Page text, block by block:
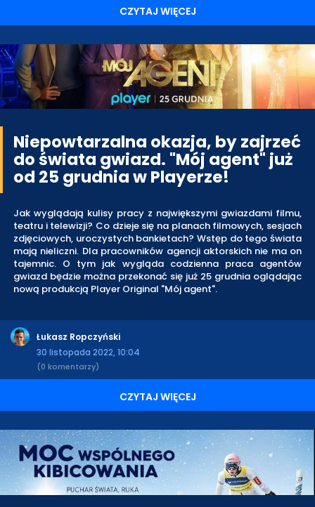
CZYTAJ WIĘCEJ
Niepowtarzalna okazja, by zajrzeć
do świata gwiazd. "Mój agent" już
od 25 grudnia w Playerze!
Jak wyglądają kulisy pracy z największymi gwiazdami filmu,
teatru i telewizji? Co dzieje się na planach filmowych, sesjach
zdjęciowych, uroczystych bankietach? Wstęp do tego świata
mają nieliczni. Dla pracowników agencji aktorskich nie ma on
tajemnic. O tym jak wygląda codzienna praca agentów
gwiazd będzie można przekonać się już 25 grudnia oglądając
nową produkcją Player Original "Mój agent".
Łukasz Ropczyński
30 listopada 2022, 10:04
(0 komentarzy)
CZYTAJ WIĘCEJ